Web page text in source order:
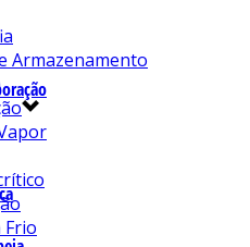
Armazenamento
Frio